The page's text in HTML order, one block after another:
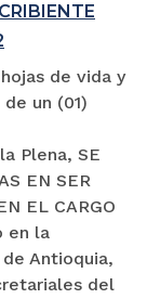
de vida y
un (01)
Plena, SE
EN SER
EL CARGO
en la
Antioquia,
del